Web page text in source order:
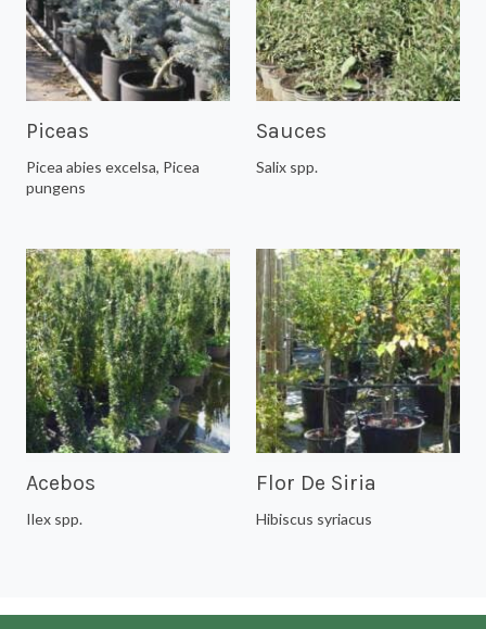
Piceas
Picea abies excelsa, Picea
pungens
Sauces
Salix spp.
Acebos
Ilex spp.
Flor De Siria
Hibiscus syriacus